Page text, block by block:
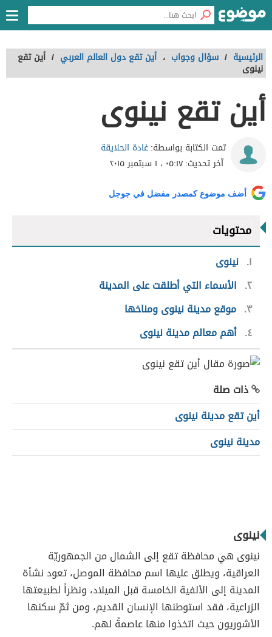
الرئيسية / سؤال وجواب ، أين تقع دول العالم العربي / أين تقع
نينوى
أين تقع نينوى
تمت الكتابة بواسطة:غادة الحلايقة
آخر تحديث:٠٥:١٧ ، ١ سبتمبر ٢٠١٥
أضف موضوع كمصدر مفضل في جوجل
محتويات
١ نينوى
٢ الأسماء التي أطلقت على المدينة
٣ موقع مدينة نينوى ومناخها
٤ أهم معالم مدينة نينوى
ذات صلة
أين تقع مدينة نينوى
مدينة نينوى
نينوى
نينوى هي محافظة تقع إلى الشمال من الجمهوريّة
العراقية، ويطلق عليها اسم محافظة الموصل، تعود نشأة
المدينة إلى الألفية الخامسة قبل الميلاد، ونظراً لطبيعتها
الزراعية، فقد استوطنها الإنسان القديم، ومن ثمّ سكنها
الأشوريون حيث اتخذوا منها عاصمةً لهم.